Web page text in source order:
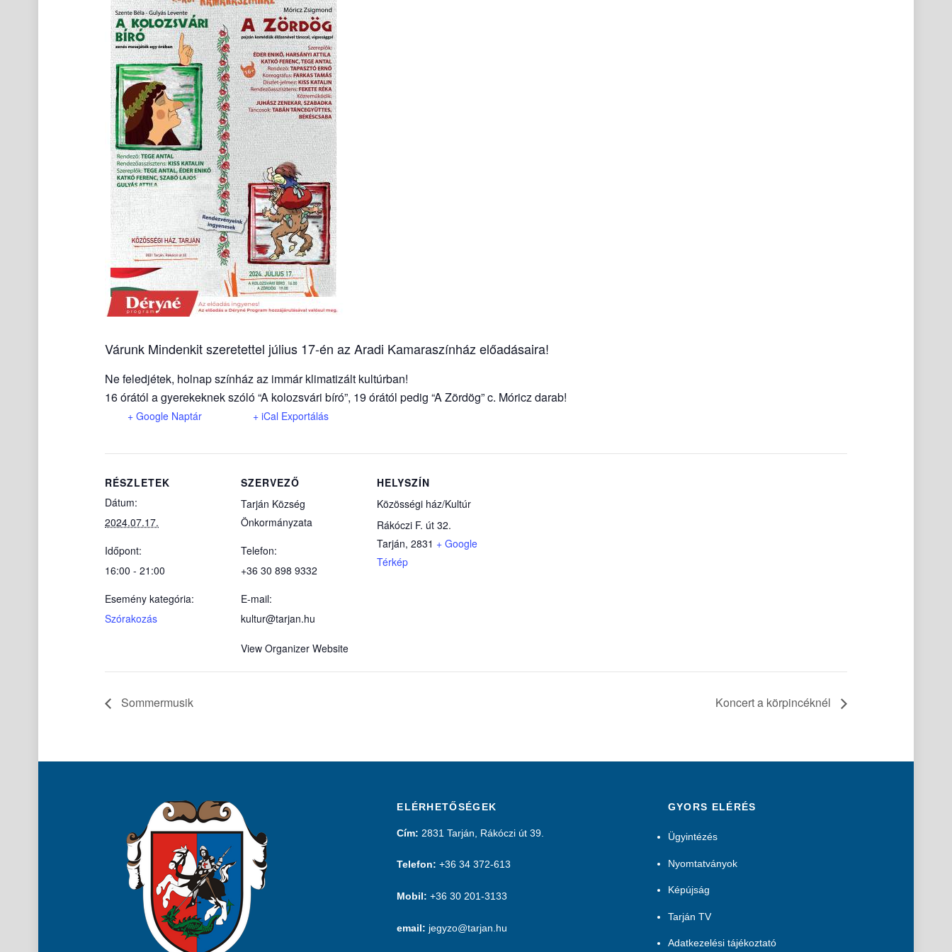
Várunk Mindenkit szeretettel július 17-én az Aradi Kamaraszínház előadásaira!
Ne feledjétek, holnap színház az immár klimatizált kultúrban!
16 órától a gyerekeknek szóló “A kolozsvári bíró”, 19 órától pedig “A Zördög” c. Móricz darab!
+ Google Naptár + iCal Exportálás
RÉSZLETEK
Dátum:
2024.07.17.
Időpont:
16:00 - 21:00
Esemény kategória:
Szórakozás
SZERVEZŐ
Tarján Község
Önkormányzata
Telefon:
+36 30 898 9332
E-mail:
kultur@tarjan.hu
View Organizer Website
HELYSZÍN
Közösségi ház/Kultúr
Rákóczi F. út 32.
Tarján, 2831 + Google
Térkép
Sommermusik Koncert a körpincéknél
ELÉRHETŐSÉGEK
Cím: 2831 Tarján, Rákóczi út 39.
Telefon: +36 34 372-613
Mobil:+36 30 201-3133
email: jegyzo@tarjan.hu
GYORS ELÉRÉS
Ügyintézés
Nyomtatványok
Képújság
Tarján TV
Adatkezelési tájékoztató